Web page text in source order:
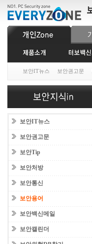
보안IT뉴스 보안권고문
보안IT뉴스
보안권고문
보안Tip
보안처방
보안통신
보안용어
보안백신메일
보안캘린더